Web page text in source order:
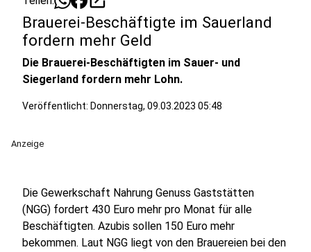
Brauerei-Beschäftigte im Sauerland
fordern mehr Geld
Die Brauerei-Beschäftigten im Sauer- und
Siegerland fordern mehr Lohn.
Veröffentlicht: Donnerstag, 09.03.2023 05:48
Anzeige
Die Gewerkschaft Nahrung Genuss Gaststätten
(NGG) fordert 430 Euro mehr pro Monat für alle
Beschäftigten. Azubis sollen 150 Euro mehr
bekommen. Laut NGG liegt von den Brauereien bei den